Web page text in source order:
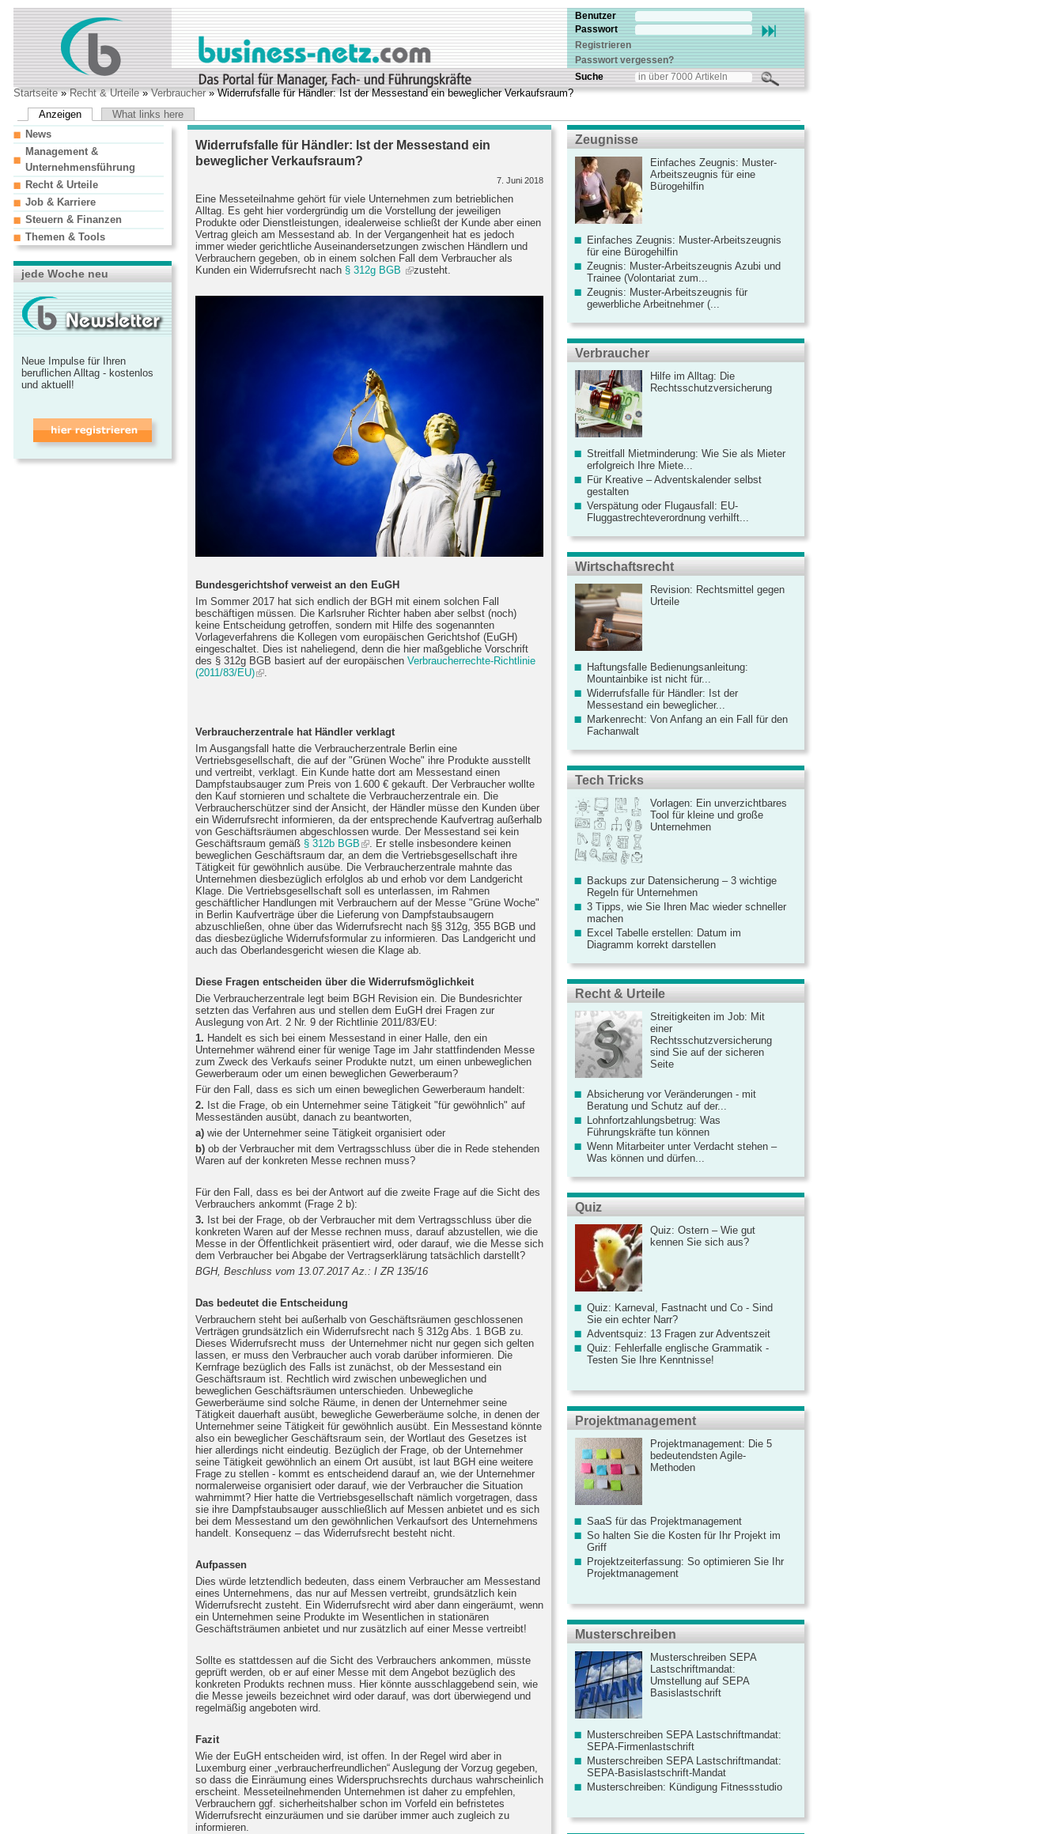
Benutzer
Passwort
Registrieren
Passwort vergessen?
Suche
Startseite»Recht & Urteile»Verbraucher» Widerrufsfalle für Händler: Ist der Messestand ein beweglicher Verkaufsraum?
Anzeigen
What links here
Widerrufsfalle für Händler: Ist der Messestand ein
beweglicher Verkaufsraum?
7. Juni 2018
Eine Messeteilnahme gehört für viele Unternehmen zum betrieblichen
Alltag. Es geht hier vordergründig um die Vorstellung der jeweiligen
Produkte oder Dienstleistungen, idealerweise schließt der Kunde aber einen
Vertrag gleich am Messestand ab. In der Vergangenheit hat es jedoch
immer wieder gerichtliche Auseinandersetzungen zwischen Händlern und
Verbrauchern gegeben, ob in einem solchen Fall dem Verbraucher als
Kunden ein Widerrufsrecht nach § 312g BGB zusteht.
Bundesgerichtshof verweist an den EuGH
Im Sommer 2017 hat sich endlich der BGH mit einem solchen Fall
beschäftigen müssen. Die Karlsruher Richter haben aber selbst (noch)
keine Entscheidung getroffen, sondern mit Hilfe des sogenannten
Vorlageverfahrens die Kollegen vom europäischen Gerichtshof (EuGH)
eingeschaltet. Dies ist naheliegend, denn die hier maßgebliche Vorschrift
des § 312g BGB basiert auf der europäischen Verbraucherrechte-Richtlinie
(2011/83/EU)
Verbraucherzentrale hat Händler verklagt
Im Ausgangsfall hatte die Verbraucherzentrale Berlin eine
Vertriebsgesellschaft, die auf der "Grünen Woche" ihre Produkte ausstellt
und vertreibt, verklagt. Ein Kunde hatte dort am Messestand einen
Dampfstaubsauger zum Preis von 1.600 € gekauft. Der Verbraucher wollte
den Kauf stornieren und schaltete die Verbraucherzentrale ein. Die
Verbraucherschützer sind der Ansicht, der Händler müsse den Kunden über
ein Widerrufsrecht informieren, da der entsprechende Kaufvertrag außerhalb
von Geschäftsräumen abgeschlossen wurde. Der Messestand sei kein
Geschäftsraum gemäß § 312b BGB
. Er stelle insbesondere keinen
beweglichen Geschäftsraum dar, an dem die Vertriebsgesellschaft ihre
Tätigkeit für gewöhnlich ausübe. Die Verbraucherzentrale mahnte das
Unternehmen diesbezüglich erfolglos ab und erhob vor dem Landgericht
Klage. Die Vertriebsgesellschaft soll es unterlassen, im Rahmen
geschäftlicher Handlungen mit Verbrauchern auf der Messe "Grüne Woche"
in Berlin Kaufverträge über die Lieferung von Dampfstaubsaugern
abzuschließen, ohne über das Widerrufsrecht nach §§ 312g, 355 BGB und
das diesbezügliche Widerrufsformular zu informieren. Das Landgericht und
auch das Oberlandesgericht wiesen die Klage ab.
Diese Fragen entscheiden über die Widerrufsmöglichkeit
Die Verbraucherzentrale legt beim BGH Revision ein. Die Bundesrichter
setzten das Verfahren aus und stellen dem EuGH drei Fragen zur
Auslegung von Art. 2 Nr. 9 der Richtlinie 2011/83/EU:
1. Handelt es sich bei einem Messestand in einer Halle, den ein
Unternehmer während einer für wenige Tage im Jahr stattfindenden Messe
zum Zweck des Verkaufs seiner Produkte nutzt, um einen unbeweglichen
Gewerberaum oder um einen beweglichen Gewerberaum?
Für den Fall, dass es sich um einen beweglichen Gewerberaum handelt:
2. Ist die Frage, ob ein Unternehmer seine Tätigkeit "für gewöhnlich" auf
Messeständen ausübt, danach zu beantworten,
a) wie der Unternehmer seine Tätigkeit organisiert oder
b) ob der Verbraucher mit dem Vertragsschluss über die in Rede stehenden
Waren auf der konkreten Messe rechnen muss?
Für den Fall, dass es bei der Antwort auf die zweite Frage auf die Sicht des
Verbrauchers ankommt (Frage 2 b):
3. Ist bei der Frage, ob der Verbraucher mit dem Vertragsschluss über die
konkreten Waren auf der Messe rechnen muss, darauf abzustellen, wie die
Messe in der Öffentlichkeit präsentiert wird, oder darauf, wie die Messe sich
dem Verbraucher bei Abgabe der Vertragserklärung tatsächlich darstellt?
BGH, Beschluss vom 13.07.2017 Az.: I ZR 135/16
Das bedeutet die Entscheidung
Verbrauchern steht bei außerhalb von Geschäftsräumen geschlossenen
Verträgen grundsätzlich ein Widerrufsrecht nach § 312g Abs. 1 BGB zu.
Dieses Widerrufsrecht muss der Unternehmer nicht nur gegen sich gelten
lassen, er muss den Verbraucher auch vorab darüber informieren. Die
Kernfrage bezüglich des Falls ist zunächst, ob der Messestand ein
Geschäftsraum ist. Rechtlich wird zwischen unbeweglichen und
beweglichen Geschäftsräumen unterschieden. Unbewegliche
Gewerberäume sind solche Räume, in denen der Unternehmer seine
Tätigkeit dauerhaft ausübt, bewegliche Gewerberäume solche, in denen der
Unternehmer seine Tätigkeit für gewöhnlich ausübt. Ein Messestand könnte
also ein beweglicher Geschäftsraum sein, der Wortlaut des Gesetzes ist
hier allerdings nicht eindeutig. Bezüglich der Frage, ob der Unternehmer
seine Tätigkeit gewöhnlich an einem Ort ausübt, ist laut BGH eine weitere
Frage zu stellen - kommt es entscheidend darauf an, wie der Unternehmer
normalerweise organisiert oder darauf, wie der Verbraucher die Situation
wahrnimmt? Hier hatte die Vertriebsgesellschaft nämlich vorgetragen, dass
sie ihre Dampfstaubsauger ausschließlich auf Messen anbietet und es sich
bei dem Messestand um den gewöhnlichen Verkaufsort des Unternehmens
handelt. Konsequenz – das Widerrufsrecht besteht nicht.
Aufpassen
Dies würde letztendlich bedeuten, dass einem Verbraucher am Messestand
eines Unternehmens, das nur auf Messen vertreibt, grundsätzlich kein
Widerrufsrecht zusteht. Ein Widerrufsrecht wird aber dann eingeräumt, wenn
ein Unternehmen seine Produkte im Wesentlichen in stationären
Geschäftsträumen anbietet und nur zusätzlich auf einer Messe vertreibt!
Sollte es stattdessen auf die Sicht des Verbrauchers ankommen, müsste
geprüft werden, ob er auf einer Messe mit dem Angebot bezüglich des
konkreten Produkts rechnen muss. Hier könnte ausschlaggebend sein, wie
die Messe jeweils bezeichnet wird oder darauf, was dort überwiegend und
regelmäßig angeboten wird.
Fazit
Wie der EuGH entscheiden wird, ist offen. In der Regel wird aber in
Luxemburg einer „verbraucherfreundlichen“ Auslegung der Vorzug gegeben,
so dass die Einräumung eines Widerspruchsrechts durchaus wahrscheinlich
erscheint. Messeteilnehmenden Unternehmen ist daher zu empfehlen,
Verbrauchern ggf. sicherheitshalber schon im Vorfeld ein befristetes
Widerrufsrecht einzuräumen und sie darüber immer auch zugleich zu
informieren.
News
Management &
Unternehmensführung
Recht & Urteile
Job & Karriere
Steuern & Finanzen
Themen & Tools
jede Woche neu
Neue Impulse für Ihren
beruflichen Alltag - kostenlos
und aktuell!
Zeugnisse
Einfaches Zeugnis: Muster-
Arbeitszeugnis für eine
Bürogehilfin
Einfaches Zeugnis: Muster-Arbeitszeugnis
für eine Bürogehilfin
Zeugnis: Muster-Arbeitszeugnis Azubi und
Trainee (Volontariat zum...
Zeugnis: Muster-Arbeitszeugnis für
gewerbliche Arbeitnehmer (...
Verbraucher
Hilfe im Alltag: Die
Rechtsschutzversicherung
Streitfall Mietminderung: Wie Sie als Mieter
erfolgreich Ihre Miete...
Für Kreative – Adventskalender selbst
gestalten
Verspätung oder Flugausfall: EU-
Fluggastrechteverordnung verhilft...
Wirtschaftsrecht
Revision: Rechtsmittel gegen
Urteile
Haftungsfalle Bedienungsanleitung:
Mountainbike ist nicht für...
Widerrufsfalle für Händler: Ist der
Messestand ein beweglicher...
Markenrecht: Von Anfang an ein Fall für den
Fachanwalt
Tech Tricks
Vorlagen: Ein unverzichtbares
Tool für kleine und große
Unternehmen
Backups zur Datensicherung – 3 wichtige
Regeln für Unternehmen
3 Tipps, wie Sie Ihren Mac wieder schneller
machen
Excel Tabelle erstellen: Datum im
Diagramm korrekt darstellen
Recht & Urteile
Streitigkeiten im Job: Mit
einer
Rechtsschutzversicherung
sind Sie auf der sicheren
Seite
Absicherung vor Veränderungen - mit
Beratung und Schutz auf der...
Lohnfortzahlungsbetrug: Was
Führungskräfte tun können
Wenn Mitarbeiter unter Verdacht stehen –
Was können und dürfen...
Quiz
Quiz: Ostern – Wie gut
kennen Sie sich aus?
Quiz: Karneval, Fastnacht und Co - Sind
Sie ein echter Narr?
Adventsquiz: 13 Fragen zur Adventszeit
Quiz: Fehlerfalle englische Grammatik -
Testen Sie Ihre Kenntnisse!
Projektmanagement
Projektmanagement: Die 5
bedeutendsten Agile-
Methoden
SaaS für das Projektmanagement
So halten Sie die Kosten für Ihr Projekt im
Griff
Projektzeiterfassung: So optimieren Sie Ihr
Projektmanagement
Musterschreiben
Musterschreiben SEPA
Lastschriftmandat:
Umstellung auf SEPA
Basislastschrift
Musterschreiben SEPA Lastschriftmandat:
SEPA-Firmenlastschrift
Musterschreiben SEPA Lastschriftmandat:
SEPA-Basislastschrift-Mandat
Musterschreiben: Kündigung Fitnessstudio